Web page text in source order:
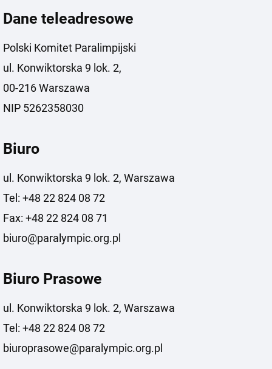
Dane teleadresowe
Polski Komitet Paralimpijski
ul. Konwiktorska 9 lok. 2,
00-216 Warszawa
NIP 5262358030
Biuro
ul. Konwiktorska 9 lok. 2, Warszawa
Tel: +48 22 824 08 72
Fax: +48 22 824 08 71
biuro@paralympic.org.pl
Biuro Prasowe
ul. Konwiktorska 9 lok. 2, Warszawa
Tel: +48 22 824 08 72
biuroprasowe@paralympic.org.pl